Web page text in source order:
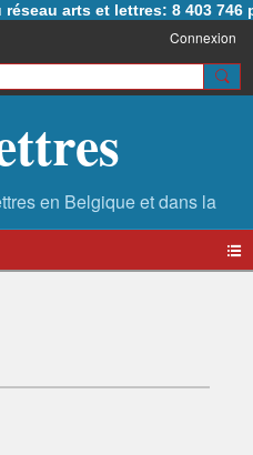
arts et lettres: 8 403 746
Connexion